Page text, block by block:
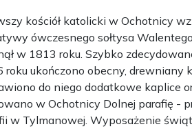
kościół katolicki w Ochotnicy
ówczesnego sołtysa
w 1813 roku. Szybko
roku ukończono obecny, drewniany
do niego dodatkowe kaplice
w Ochotnicy Dolnej parafię -
w Tylmanowej. Wyposażenie